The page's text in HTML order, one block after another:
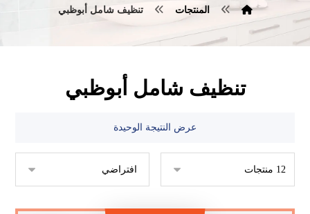
المنتجات تنظيف شامل أبوظبي
تنظيف شامل أبوظبي
عرض النتيجة الوحيدة